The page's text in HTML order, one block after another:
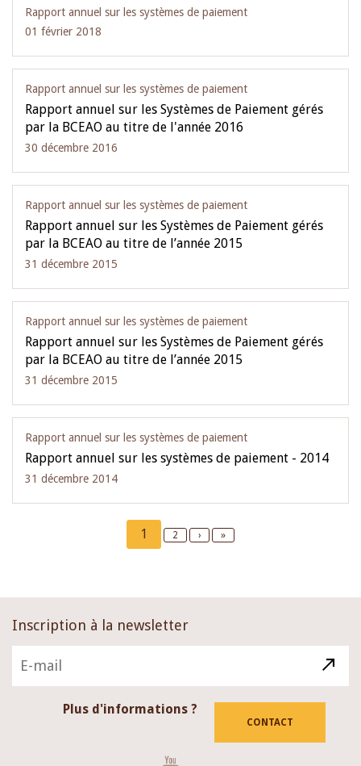
Rapport annuel sur les systèmes de paiement
01 février 2018
Rapport annuel sur les systèmes de paiement
Rapport annuel sur les Systèmes de Paiement gérés
par la BCEAO au titre de l'année 2016
30 décembre 2016
Rapport annuel sur les systèmes de paiement
Rapport annuel sur les Systèmes de Paiement gérés
par la BCEAO au titre de l’année 2015
31 décembre 2015
Rapport annuel sur les systèmes de paiement
Rapport annuel sur les Systèmes de Paiement gérés
par la BCEAO au titre de l’année 2015
31 décembre 2015
Rapport annuel sur les systèmes de paiement
Rapport annuel sur les systèmes de paiement - 2014
31 décembre 2014
Current
page
1 Page
2
Next
›
Last
»
Inscription à la newsletter
Plus d'informations ?
CONTACT